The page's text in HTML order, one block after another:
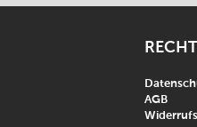
AGB